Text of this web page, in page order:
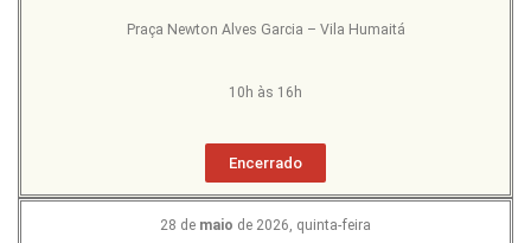
Praça Newton Alves Garcia – Vila Humaitá
10h às 16h
Encerrado
28 de maio de 2026, quinta-feira